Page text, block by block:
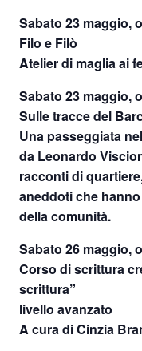
Sabato 23 maggio,
Filo e Filò
Atelier di maglia ai
Sabato 23 maggio,
Sulle tracce del
Una passeggiata
da Leonardo
racconti di
aneddoti che
della comunità.
Sabato 26 maggio,
Corso di scrittura
scrittura”
livello avanzato
A cura di Cinzia